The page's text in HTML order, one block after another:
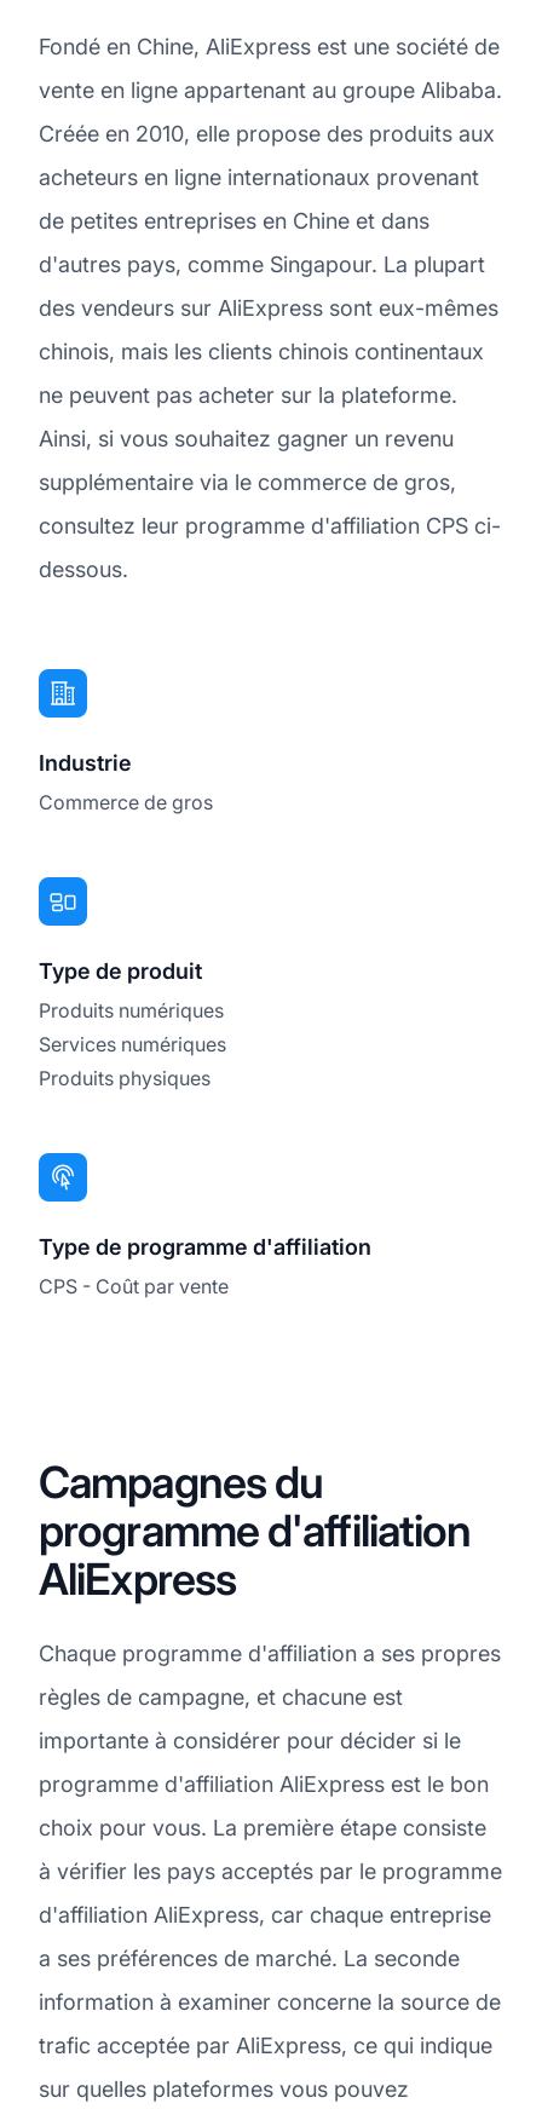
Fondé en Chine, AliExpress est une société de
vente en ligne appartenant au groupe Alibaba.
Créée en 2010, elle propose des produits aux
acheteurs en ligne internationaux provenant
de petites entreprises en Chine et dans
d'autres pays, comme Singapour. La plupart
des vendeurs sur AliExpress sont eux-mêmes
chinois, mais les clients chinois continentaux
ne peuvent pas acheter sur la plateforme.
Ainsi, si vous souhaitez gagner un revenu
supplémentaire via le commerce de gros,
consultez leur programme d'affiliation CPS ci-
dessous.
Industrie
Commerce de gros
Type de produit
Produits numériques
Services numériques
Produits physiques
Type de programme d'affiliation
CPS - Coût par vente
Campagnes du
programme d'affiliation
AliExpress
Chaque programme d'affiliation a ses propres
règles de campagne, et chacune est
importante à considérer pour décider si le
programme d'affiliation AliExpress est le bon
choix pour vous. La première étape consiste
à vérifier les pays acceptés par le programme
d'affiliation AliExpress, car chaque entreprise
a ses préférences de marché. La seconde
information à examiner concerne la source de
trafic acceptée par AliExpress, ce qui indique
sur quelles plateformes vous pouvez